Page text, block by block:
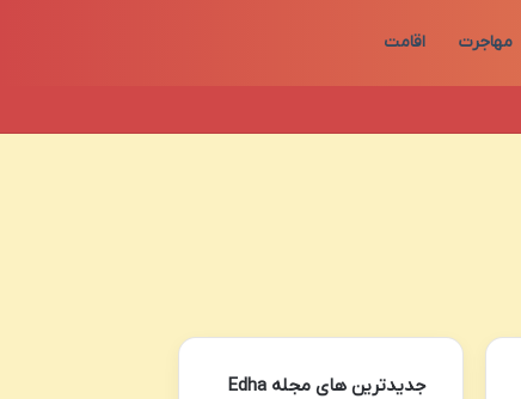
مهاجرت اقامت
جدیدترین های مجله Edha